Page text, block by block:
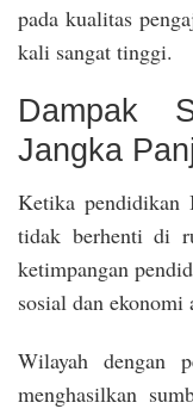
pada kualitas
kali sangat tinggi.
Dampak
Jangka
Ketika pendidikan
tidak berhenti di
ketimpangan
sosial dan ekonomi
Wilayah dengan
menghasilkan